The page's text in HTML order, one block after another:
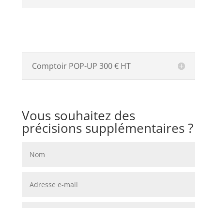
Comptoir POP-UP 300 € HT
Vous souhaitez des
précisions supplémentaires ?